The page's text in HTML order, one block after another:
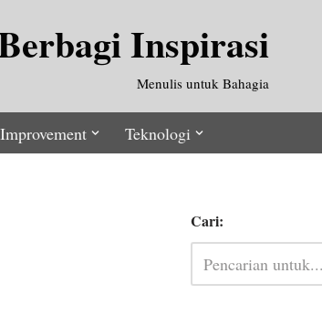
Inspirasi
Menulis untuk Bahagia
Teknologi
Cari: